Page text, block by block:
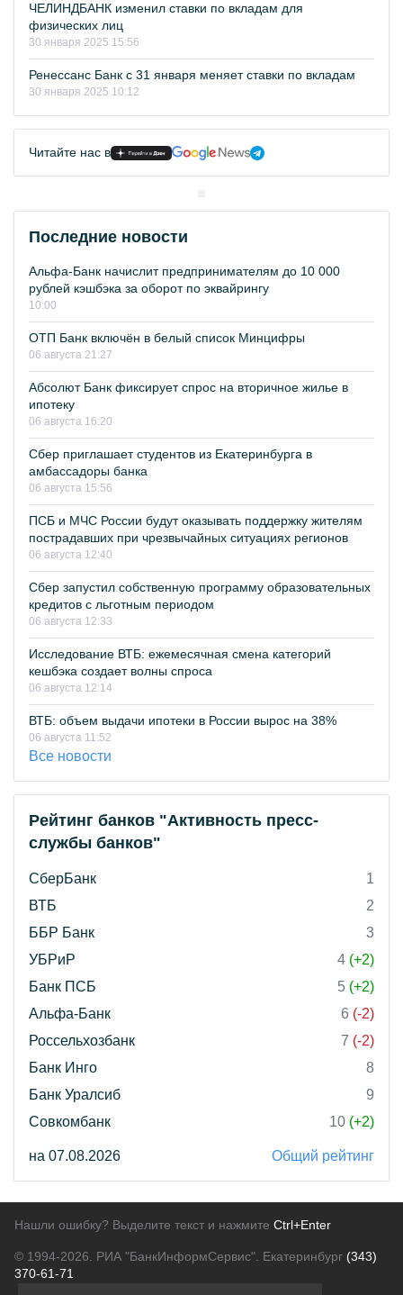
ЧЕЛИНДБАНК изменил ставки по вкладам для
физических лиц
30 января 2025 15:56
Ренессанс Банк с 31 января меняет ставки по вкладам
30 января 2025 10:12
Читайте нас в
Последние новости
Альфа-Банк начислит предпринимателям до 10 000
рублей кэшбэка за оборот по эквайрингу
10:00
ОТП Банк включён в белый список Минцифры
06 августа 21:27
Абсолют Банк фиксирует спрос на вторичное жилье в
ипотеку
06 августа 16:20
Сбер приглашает студентов из Екатеринбурга в
амбассадоры банка
06 августа 15:56
ПСБ и МЧС России будут оказывать поддержку жителям
пострадавших при чрезвычайных ситуациях регионов
06 августа 12:40
Сбер запустил собственную программу образовательных
кредитов с льготным периодом
06 августа 12:33
Исследование ВТБ: ежемесячная смена категорий
кешбэка создает волны спроса
06 августа 12:14
ВТБ: объем выдачи ипотеки в России вырос на 38%
06 августа 11:52
Все новости
Рейтинг банков "Активность пресс-
службы банков"
СберБанк
1
ВТБ
2
ББР Банк
3
УБРиР
4 (+2)
Банк ПСБ
5 (+2)
Альфа-Банк
6 (-2)
Россельхозбанк
7 (-2)
Банк Инго
8
Банк Уралсиб
9
Совкомбанк
10 (+2)
на 07.08.2026 Общий рейтинг
Нашли ошибку? Выделите текст и нажмите Ctrl+Enter
© 1994-2026. РИА "БанкИнформСервис". Екатеринбург (343)
370-61-71